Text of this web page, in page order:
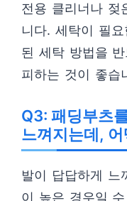
전용 클리너나 젖
니다. 세탁이 필
된 세탁 방법을
피하는 것이 좋습
Q3: 패딩부츠
느껴지는데,
발이 답답하게 느
이 높은 경우일